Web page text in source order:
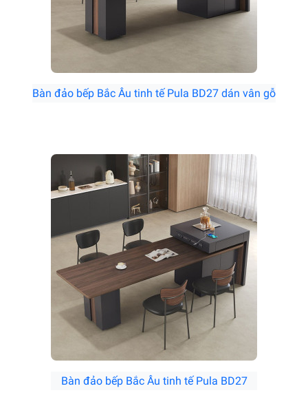
Bàn đảo bếp Bắc Âu tinh tế Pula BD27 dán vân gỗ
Bàn đảo bếp Bắc Âu tinh tế Pula BD27